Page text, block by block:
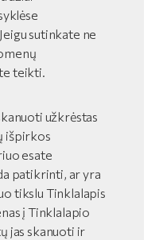
sutinkate ne
teikti.
užkrėstas
išpirkos
esate
patikrinti, ar yra
tikslu Tinklalapis
į Tinklalapio
jas skanuoti ir